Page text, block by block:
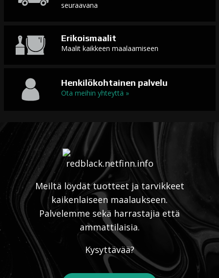
seuraavana
Erikoismaalit
Maalit kaikkeen maalaamiseen
Henkilökohtainen palvelu
Ota meihin yhteyttä »
Meiltä löydät tuotteet ja tarvikkeet
kaikenlaiseen maalaukseen.
Palvelemme sekä harrastajia että
ammattilaisia.
Kysyttävää?